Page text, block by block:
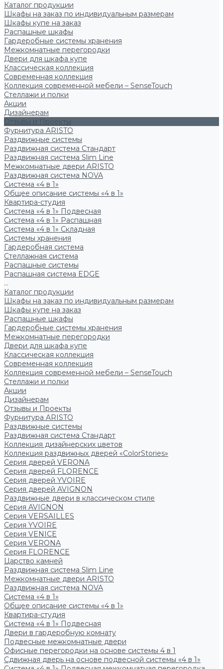
Каталог продукции
Шкафы на заказ по индивидуальным размерам
Шкафы купе на заказ
Распашные шкафы
Гардеробные системы хранения
Межкомнатные перегородки
Двери для шкафа купе
Классическая коллекция
Современная коллекция
Коллекция современной мебели – SenseTouch
Стеллажи и полки
Акции
Дизайнерам
Отзывы и Проекты
Фурнитура ARISTO
Раздвижные системы
Раздвижная система Стандарт
Раздвижная система Slim Line
Межкомнатные двери ARISTO
Раздвижная система NOVA
Система «4 в 1»
Общее описание системы «4 в 1»
Квартира-студия
Система «4 в 1» Подвесная
Система «4 в 1» Распашная
Система «4 в 1» Складная
Системы хранения
Гардеробная система
Стеллажная система
Распашные системы
Распашная система EDGE
...
Каталог продукции
Шкафы на заказ по индивидуальным размерам
Шкафы купе на заказ
Распашные шкафы
Гардеробные системы хранения
Межкомнатные перегородки
Двери для шкафа купе
Классическая коллекция
Современная коллекция
Коллекция современной мебели – SenseTouch
Стеллажи и полки
Акции
Дизайнерам
Отзывы и Проекты
Фурнитура ARISTO
Раздвижные системы
Раздвижная система Стандарт
Коллекция дизайнерских цветов
Коллекция раздвижных дверей «ColorStories»
Серия дверей VERONA
Серия дверей FLORENCE
Серия дверей YVOIRE
Серия дверей AVIGNON
Раздвижные двери в классическом стиле
Серия AVIGNON
Серия VERSAILLES
Серия YVOIRE
Серия VENICE
Серия VERONA
Серия FLORENCE
Царство камней
Раздвижная система Slim Line
Межкомнатные двери ARISTO
Раздвижная система NOVA
Система «4 в 1»
Общее описание системы «4 в 1»
Квартира-студия
Система «4 в 1» Подвесная
Двери в гардеробную комнату
Подвесные межкомнатные двери
Офисные перегородки на основе системы 4 в 1
Сдвижная дверь на основе подвесной системы «4 в 1»